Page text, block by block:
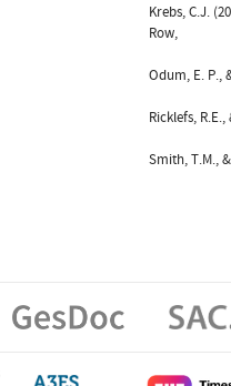
Krebs, C.J.
Row,
Odum, E. P.,
Ricklefs,
Smith, T.M.,